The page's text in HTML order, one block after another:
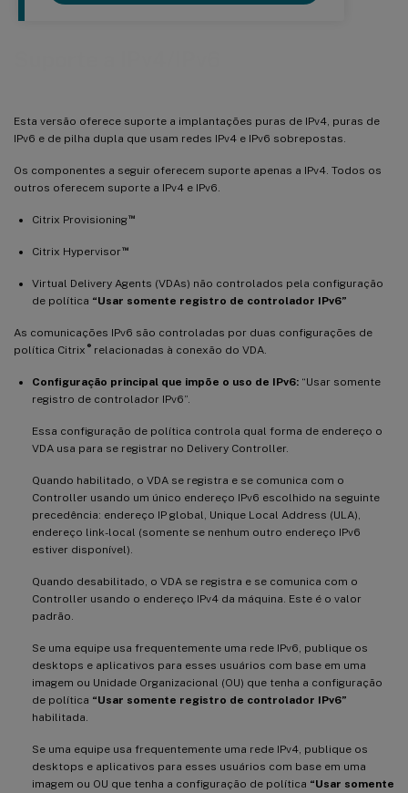
Esta versão oferece suporte a implantações puras de IPv4, puras de
IPv6 e de pilha dupla que usam redes IPv4 e IPv6 sobrepostas.
Os componentes a seguir oferecem suporte apenas a IPv4. Todos os
outros oferecem suporte a IPv4 e IPv6.
Citrix Provisioning™
Citrix Hypervisor™
Virtual Delivery Agents (VDAs) não controlados pela configuração
de política “Usar somente registro de controlador IPv6”
As comunicações IPv6 são controladas por duas configurações de
política Citrix ®relacionadas à conexão do VDA.
Configuração principal que impõe o uso de IPv6: “Usar somente
registro de controlador IPv6”.
Essa configuração de política controla qual forma de endereço o
VDA usa para se registrar no Delivery Controller.
Quando habilitado, o VDA se registra e se comunica com o
Controller usando um único endereço IPv6 escolhido na seguinte
precedência: endereço IP global, Unique Local Address (ULA),
endereço link-local (somente se nenhum outro endereço IPv6
estiver disponível).
Quando desabilitado, o VDA se registra e se comunica com o
Controller usando o endereço IPv4 da máquina. Este é o valor
padrão.
Se uma equipe usa frequentemente uma rede IPv6, publique os
desktops e aplicativos para esses usuários com base em uma
imagem ou Unidade Organizacional (OU) que tenha a configuração
de política “Usar somente registro de controlador IPv6”
habilitada.
Se uma equipe usa frequentemente uma rede IPv4, publique os
desktops e aplicativos para esses usuários com base em uma
imagem ou OU que tenha a configuração de política “Usar somente